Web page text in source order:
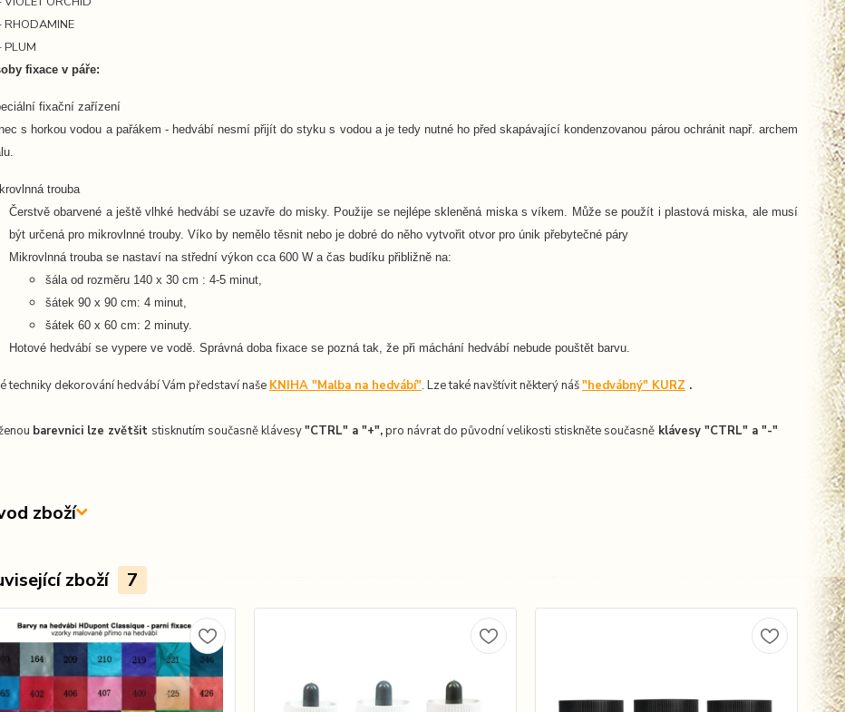
RHODAMINE
PLUM
fixace v páře:
fixační zařízení
s horkou vodou a pařákem -hedvábí nesmí přijít do styku s vodou a je tedy nutné ho před skapávající kondenzovanou párou ochránit např. archem
trouba
Čerstvě obarvené a ještě vlhké hedvábí se uzavře do misky. Použije se nejlépe skleněná miska s víkem. Může se použít i plastová miska, ale musí
být určená pro mikrovlnné trouby. Víko by nemělo těsnit nebo je dobré do něho vytvořit otvor pro únik přebytečné páry
Mikrovlnná trouba se nastaví na střední výkon cca 600 W a čas budíku přibližně na:
šála od rozměru 140 x 30 cm : 4-5 minut,
šátek 90 x 90 cm: 4 minut,
šátek 60 x 60 cm: 2 minuty.
Hotové hedvábí se vypere ve vodě. Správná doba fixace se pozná tak, že při máchání hedvábí nebude pouštět barvu.
techniky dekorování hedvábí Vám představí naše KNIHA "Malba na hedvábí". Lze také navštívit některý náš"hedvábný" KURZ .
barevnici lze zvětšit stisknutím současně klávesy"CTRL" a "+",pro návrat do původní velikosti stiskněte současněklávesy "CTRL" a "-"
zboží
zboží 7